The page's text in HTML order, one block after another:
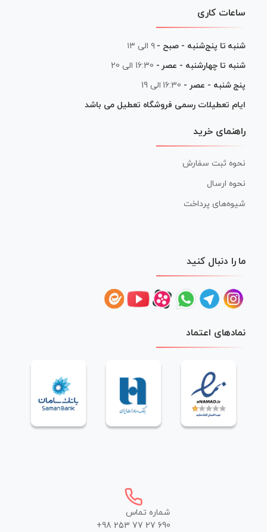
ساعات کاری
شنبه تا پنج‌شنبه - صبح - ۹ الی ۱۳
شنبه تا چهارشنبه - عصر - 16:30 الی 20
پنج شنبه - عصر - 16:30 الی 19
ایام تعطیلات رسمی فروشگاه تعطیل می باشد
راهنمای خرید
نحوه ثبت سفارش
نحوه ارسال
شیوه‌های پرداخت
ما را دنبال کنید
نمادهای اعتماد
شماره تماس
+98 253 77 27 690